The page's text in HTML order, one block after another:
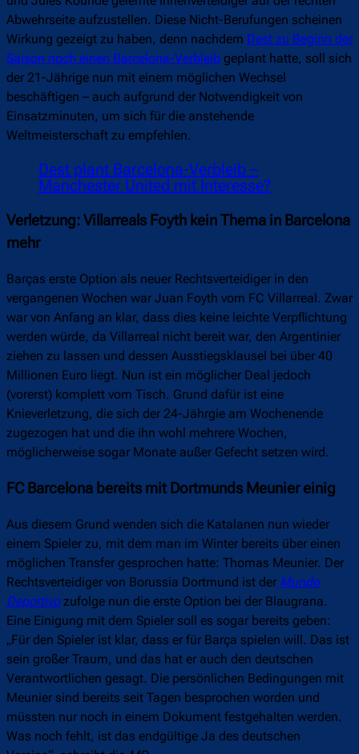
Abwehrseite aufzustellen. Diese Nicht-Berufungen scheinen
Wirkung gezeigt zu haben, denn nachdem Dest zu Beginn der
Saison noch einen Barcelona-Verbleib geplant hatte, soll sich
der 21-Jährige nun mit einem möglichen Wechsel
beschäftigen – auch aufgrund der Notwendigkeit von
Einsatzminuten, um sich für die anstehende
Weltmeisterschaft zu empfehlen.
Dest plant Barcelona-Verbleib –
Manchester United mit Interesse?
Verletzung: Villarreals Foyth kein Thema in Barcelona
mehr
Barças erste Option als neuer Rechtsverteidiger in den
vergangenen Wochen war Juan Foyth vom FC Villarreal. Zwar
war von Anfang an klar, dass dies keine leichte Verpflichtung
werden würde, da Villarreal nicht bereit war, den Argentinier
ziehen zu lassen und dessen Ausstiegsklausel bei über 40
Millionen Euro liegt. Nun ist ein möglicher Deal jedoch
(vorerst) komplett vom Tisch. Grund dafür ist eine
Knieverletzung, die sich der 24-Jährgie am Wochenende
zugezogen hat und die ihn wohl mehrere Wochen,
möglicherweise sogar Monate außer Gefecht setzen wird.
FC Barcelona bereits mit Dortmunds Meunier einig
Aus diesem Grund wenden sich die Katalanen nun wieder
einem Spieler zu, mit dem man im Winter bereits über einen
möglichen Transfer gesprochen hatte: Thomas Meunier. Der
Rechtsverteidiger von Borussia Dortmund ist der Mundo
Deportivo zufolge nun die erste Option bei der Blaugrana.
Eine Einigung mit dem Spieler soll es sogar bereits geben:
„Für den Spieler ist klar, dass er für Barça spielen will. Das ist
sein großer Traum, und das hat er auch den deutschen
Verantwortlichen gesagt. Die persönlichen Bedingungen mit
Meunier sind bereits seit Tagen besprochen worden und
müssten nur noch in einem Dokument festgehalten werden.
Was noch fehlt, ist das endgültige Ja des deutschen